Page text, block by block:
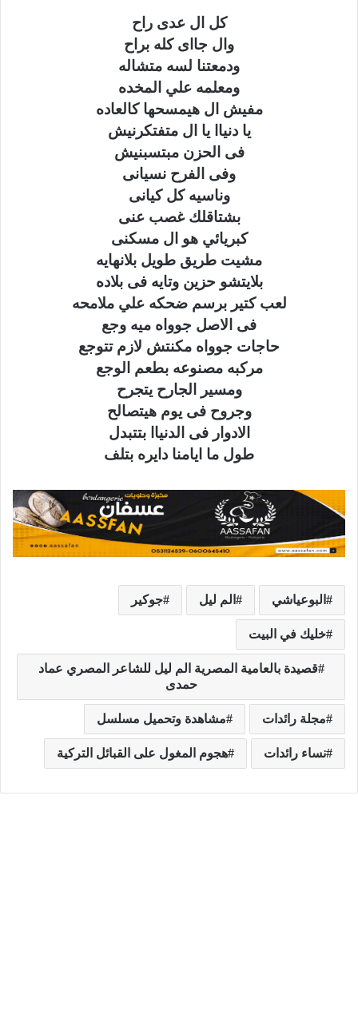
كل ال عدى راح
وال جااى كله براح
ودمعتنا لسه متشاله
ومعلمه علي المخده
مفيش ال هيمسحها كالعاده
يا دنياا يا ال متفتكرنيش
فى الحزن مبتسبنيش
وفى الفرح نسيانى
وناسيه كل كيانى
بشتاقلك غصب عنى
كبريائي هو ال مسكنى
مشيت طريق طويل بلانهايه
بلايتشو حزين وتايه فى بلاده
لعب كتير برسم ضحكه علي ملامحه
فى الاصل جوواه ميه وجع
حاجات جوواه مكنتش لازم تتوجع
مركبه مصنوعه بطعم الوجع
ومسير الجارح يتجرح
وجروح فى يوم هيتصالح
الادوار فى الدنياا بتتبدل
طول ما ايامنا دايره بتلف
البوعياشي الم ليل جوكير
خليك في البيت
قصيدة بالعامية المصرية الم ليل للشاعر المصري عماد
حمدى
مجلة رائدات مشاهدة وتحميل مسلسل
نساء رائدات هجوم المغول على القبائل التركية